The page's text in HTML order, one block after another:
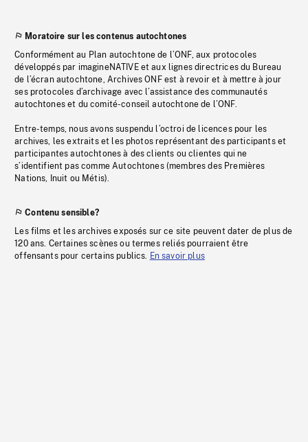
Moratoire sur les contenus autochtones
Conformément au Plan autochtone de l’ONF, aux protocoles
développés par imagineNATIVE et aux lignes directrices du Bureau
de l’écran autochtone, Archives ONF est à revoir et à mettre à jour
ses protocoles d’archivage avec l’assistance des communautés
autochtones et du comité-conseil autochtone de l’ONF.
Entre-temps, nous avons suspendu l’octroi de licences pour les
archives, les extraits et les photos représentant des participants et
participantes autochtones à des clients ou clientes qui ne
s’identifient pas comme Autochtones (membres des Premières
Nations, Inuit ou Métis).
Contenu sensible?
Les films et les archives exposés sur ce site peuvent dater de plus de
120 ans. Certaines scènes ou termes reliés pourraient être
offensants pour certains publics. En savoir plus